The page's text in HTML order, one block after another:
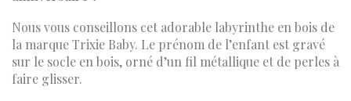
Nous vous conseillons cet adorable labyrinthe en bois de
la marque Trixie Baby. Le prénom de l’enfant est gravé
sur le socle en bois, orné d’un fil métallique et de perles à
faire glisser.